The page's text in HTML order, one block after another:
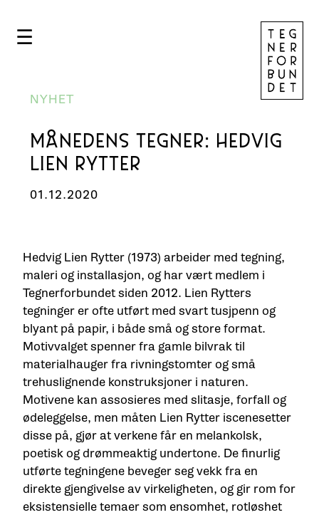
☰
NYHET
MÅNEDENS TEGNER: HEDVIG
LIEN RYTTER
01.12.2020
Hedvig Lien Rytter (1973) arbeider med tegning,
maleri og installasjon, og har vært medlem i
Tegnerforbundet siden 2012. Lien Rytters
tegninger er ofte utført med svart tusjpenn og
blyant på papir, i både små og store format.
Motivvalget spenner fra gamle bilvrak til
materialhauger fra rivningstomter og små
trehuslignende konstruksjoner i naturen.
Motivene kan assosieres med slitasje, forfall og
ødeleggelse, men måten Lien Rytter iscenesetter
disse på, gjør at verkene får en melankolsk,
poetisk og drømmeaktig undertone. De finurlig
utførte tegningene beveger seg vekk fra en
direkte gjengivelse av virkeligheten, og gir rom for
eksistensielle temaer som ensomhet, rotløshet